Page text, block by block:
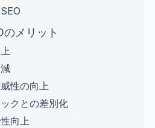
のメリット
性の向上
クとの差別化
向上